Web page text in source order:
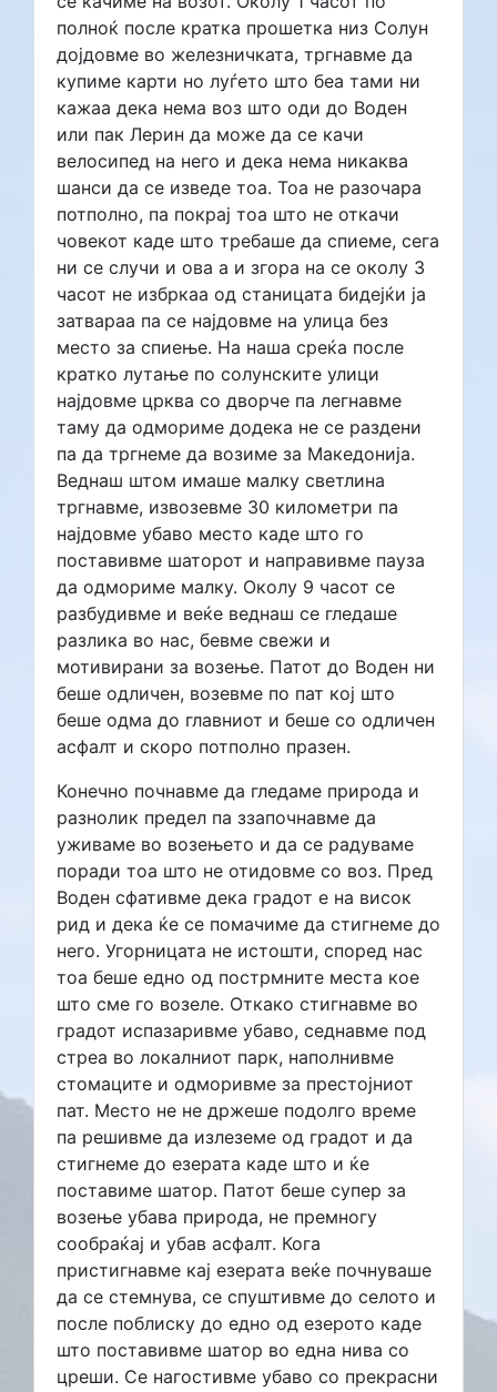
полноќ после кратка прошетка низ Солун
дојдовме во железничката, тргнавме да
купиме карти но луѓето што беа тами ни
кажаа дека нема воз што оди до Воден
или пак Лерин да може да се качи
велосипед на него и дека нема никаква
шанси да се изведе тоа. Тоа не разочара
потполно, па покрај тоа што не откачи
човекот каде што требаше да спиеме, сега
ни се случи и ова а и згора на се околу 3
часот не избркаа од станицата бидејќи ја
затвараа па се најдовме на улица без
место за спиење. На наша среќа после
кратко лутање по солунските улици
најдовме црква со дворче па легнавме
таму да одмориме додека не се раздени
па да тргнеме да возиме за Македонија.
Веднаш штом имаше малку светлина
тргнавме, извозевме 30 километри па
најдовме убаво место каде што го
поставивме шаторот и направивме пауза
да одмориме малку. Околу 9 часот се
разбудивме и веќе веднаш се гледаше
разлика во нас, бевме свежи и
мотивирани за возење. Патот до Воден ни
беше одличен, возевме по пат кој што
беше одма до главниот и беше со одличен
асфалт и скоро потполно празен.
Конечно почнавме да гледаме природа и
разнолик предел па ззапочнавме да
уживаме во возењето и да се радуваме
поради тоа што не отидовме со воз. Пред
Воден сфативме дека градот е на висок
рид и дека ќе се помачиме да стигнеме до
него. Угорницата не истошти, според нас
тоа беше едно од пострмните места кое
што сме го возеле. Откако стигнавме во
градот испазаривме убаво, седнавме под
стреа во локалниот парк, наполнивме
стомаците и одморивме за престојниот
пат. Место не не држеше подолго време
па решивме да излеземе од градот и да
стигнеме до езерата каде што и ќе
поставиме шатор. Патот беше супер за
возење убава природа, не премногу
сообраќај и убав асфалт. Кога
пристигнавме кај езерата веќе почнуваше
да се стемнува, се спуштивме до селото и
после поблиску до едно од езерото каде
што поставивме шатор во една нива со
цреши. Се нагостивме убаво со прекрасни